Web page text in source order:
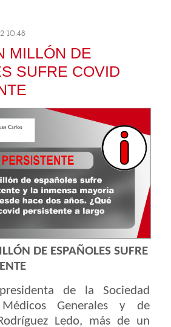
10:48
MILLÓN DE
SUFRE COVID
DE ESPAÑOLES SUFRE
de la Sociedad
Generales y de
Ledo, más de un